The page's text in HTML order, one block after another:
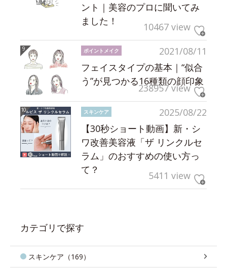
ント｜美容のプロに聞いてみ
ました！
10467 view
2021/08/11
ポイントメイク
フェイスタイプの基本｜“似合
う”が見つかる16種類の顔印象
238957 view
2025/08/22
スキンケア
【30秒ショート動画】新・シ
ワ改善美容液「ザ リンクルセ
ラム」のおすすめの使い方っ
て？
5411 view
カテゴリで探す
スキンケア（169）